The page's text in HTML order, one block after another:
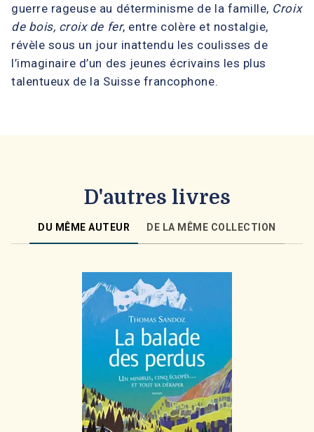
guerre rageuse au déterminisme de la famille, Croix
de bois, croix de fer, entre colère et nostalgie,
révèle sous un jour inattendu les coulisses de
l’imaginaire d’un des jeunes écrivains les plus
talentueux de la Suisse francophone.
D'autres livres
DU MÊME AUTEUR DE LA MÊME COLLECTION